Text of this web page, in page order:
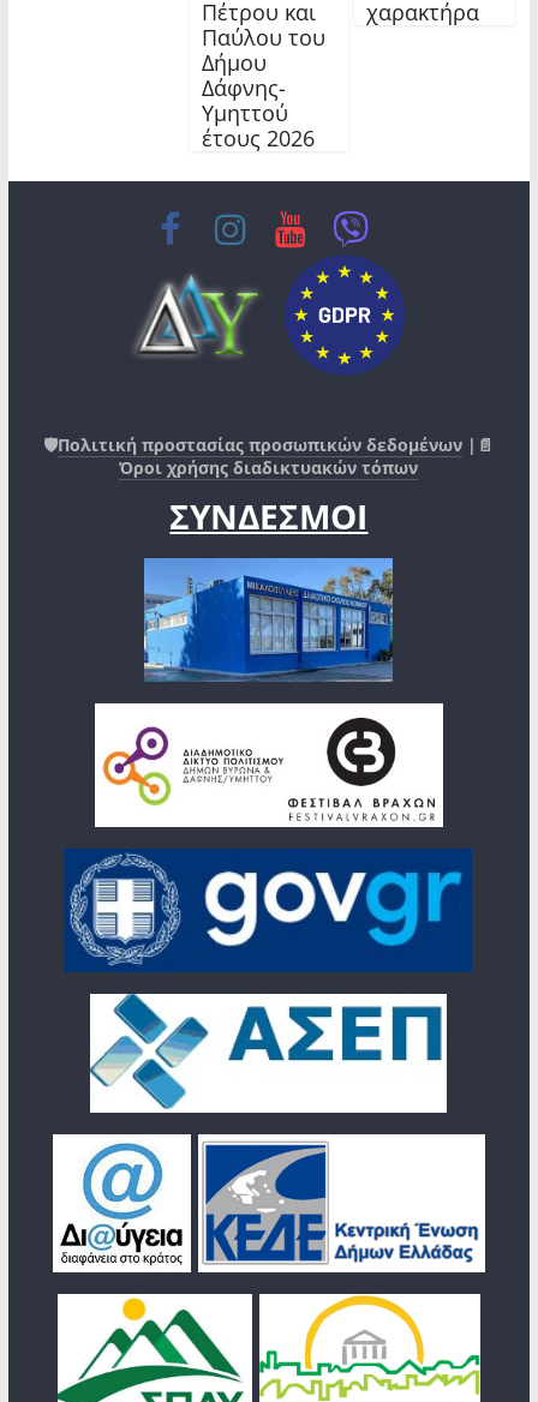
Πέτρου και
Παύλου του
Δήμου
Δάφνης-
Υμηττού
έτους 2026
χαρακτήρα
🛡️Πολιτική προστασίας προσωπικών δεδομένων |📄
Όροι χρήσης διαδικτυακών τόπων
ΣΥΝΔΕΣΜΟΙ